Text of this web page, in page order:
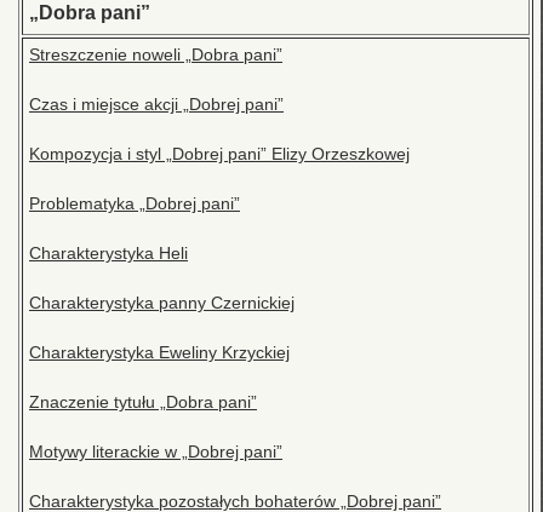
„Dobra pani”
Streszczenie noweli „Dobra pani”
Czas i miejsce akcji „Dobrej pani”
Kompozycja i styl „Dobrej pani” Elizy Orzeszkowej
Problematyka „Dobrej pani”
Charakterystyka Heli
Charakterystyka panny Czernickiej
Charakterystyka Eweliny Krzyckiej
Znaczenie tytułu „Dobra pani”
Motywy literackie w „Dobrej pani”
Charakterystyka pozostałych bohaterów „Dobrej pani”